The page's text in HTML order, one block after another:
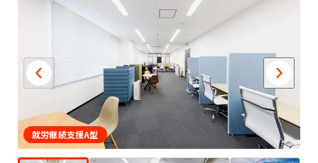
就労継続支援A型